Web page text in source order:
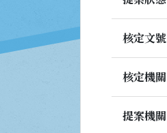
核定文號
核定機關
提案機關